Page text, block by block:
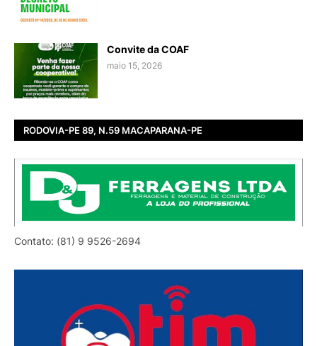
Convite da COAF
maio 15, 2026
RODOVIA-PE 89, N.59 MACAPARANA-PE
Contato: (81) 9 9526-2694